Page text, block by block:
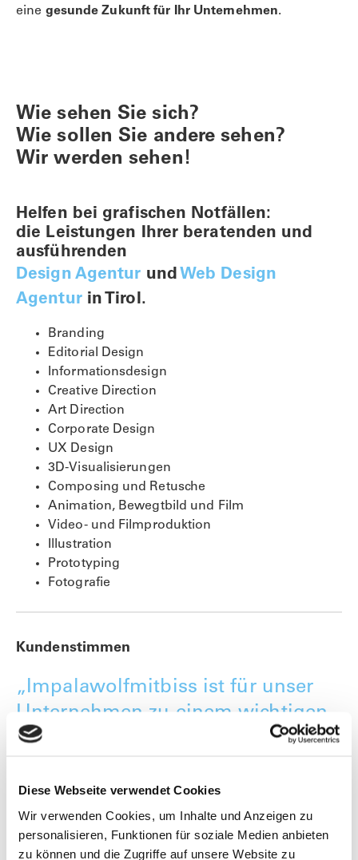
Diese Webseite verwendet Cookies
Wir verwenden Cookies, um Inhalte und Anzeigen zu
personalisieren, Funktionen für soziale Medien anbieten
zu können und die Zugriffe auf unsere Website zu
eine gesunde Zukunft für Ihr Unternehmen.
Wie sehen Sie sich?
Wie sollen Sie andere sehen?
Wir werden sehen!
Helfen bei grafischen Notfällen:
die Leistungen Ihrer beratenden und
ausführenden
Design Agentur und Web Design
Agenturin Tirol.
Branding
Editorial Design
Informationsdesign
Creative Direction
Art Direction
Corporate Design
UX Design
3D-Visualisierungen
Composing und Retusche
Animation, Bewegtbild und Film
Video- und Filmproduktion
Illustration
Prototyping
Fotografie
Kundenstimmen
„Impalawolfmitbiss ist für unser
Unternehmen zu einem wichtigen
und zuverlässigen Partner
sind außergewöhnlich und werden
auch professionell umgesetzt.“
Franziska Leitner, Fiegl+Spielberger